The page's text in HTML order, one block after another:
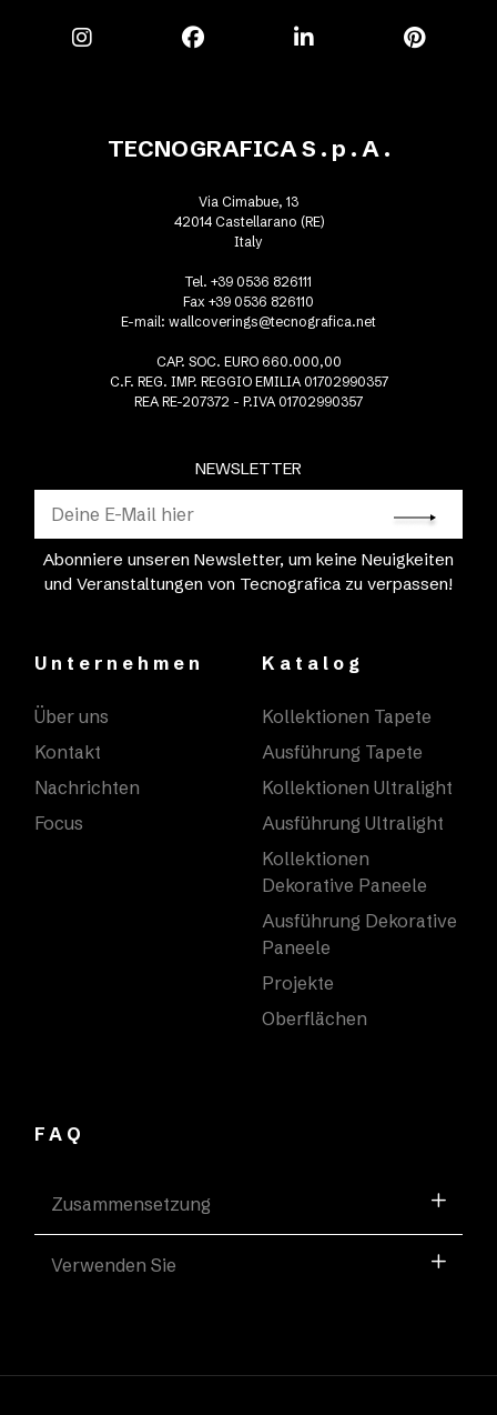
NEWSLETTER
Abonniere unseren Newsletter, um keine Neuigkeiten
und Veranstaltungen von Tecnografica zu verpassen!
TECNOGRAFICA S . p . A .
Via Cimabue, 13
42014 Castellarano (RE)
Italy
Tel. +39 0536 826111
Fax +39 0536 826110
E-mail: wallcoverings@tecnografica.net
CAP. SOC. EURO 660.000,00
C.F. REG. IMP. REGGIO EMILIA 01702990357
REA RE-207372 - P.IVA 01702990357
Unternehmen
Über uns
Kontakt
Nachrichten
Focus
Katalog
Kollektionen Tapete
Ausführung Tapete
Kollektionen Ultralight
Ausführung Ultralight
Kollektionen
Dekorative Paneele
Ausführung Dekorative
Paneele
Projekte
Oberflächen
FAQ
Zusammensetzung
Verwenden Sie